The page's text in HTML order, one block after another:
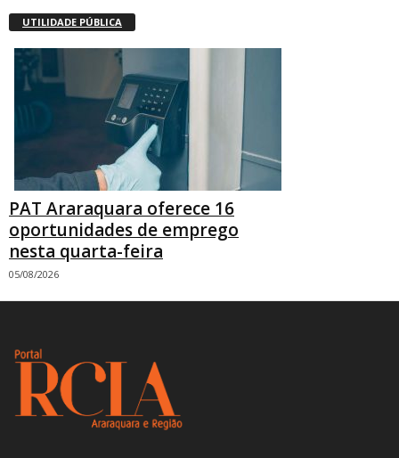
UTILIDADE PÚBLICA
PAT Araraquara oferece 16
oportunidades de emprego
nesta quarta-feira
05/08/2026